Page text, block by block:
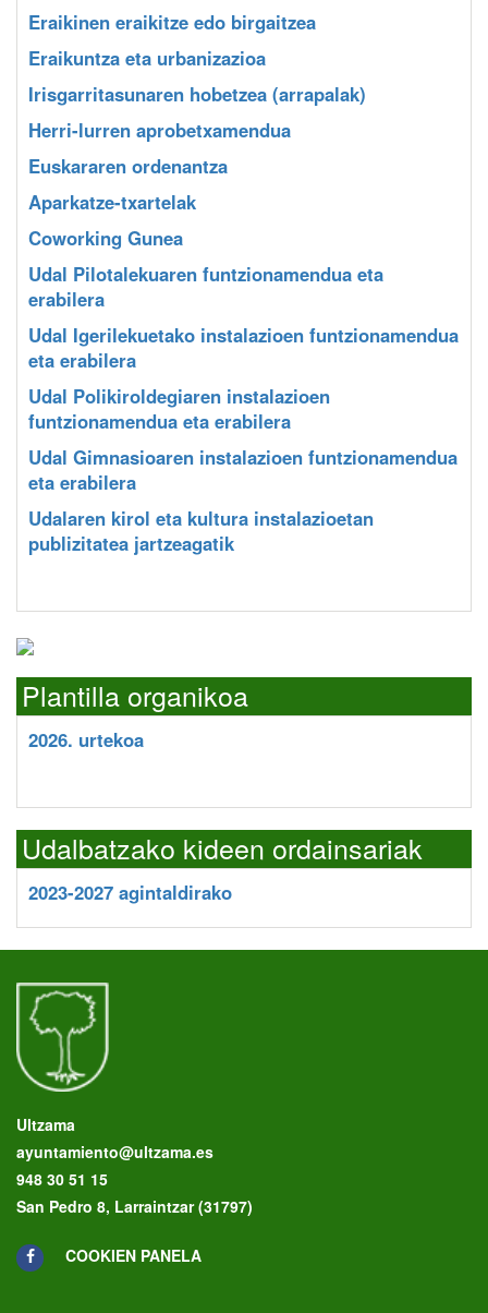
Eraikinen eraikitze edo birgaitzea
Eraikuntza eta urbanizazioa
Irisgarritasunaren hobetzea (arrapalak)
Herri-lurren aprobetxamendua
Euskararen ordenantza
Aparkatze-txartelak
Coworking Gunea
Udal Pilotalekuaren funtzionamendua eta
erabilera
Udal Igerilekuetako instalazioen funtzionamendua
eta erabilera
Udal Polikiroldegiaren instalazioen
funtzionamendua eta erabilera
Udal Gimnasioaren instalazioen funtzionamendua
eta erabilera
Udalaren kirol eta kultura instalazioetan
publizitatea jartzeagatik
Plantilla organikoa
2026. urtekoa
Udalbatzako kideen ordainsariak
2023-2027 agintaldirako
Ultzama
ayuntamiento@ultzama.es
948 30 51 15
San Pedro 8, Larraintzar (31797)
COOKIEN PANELA